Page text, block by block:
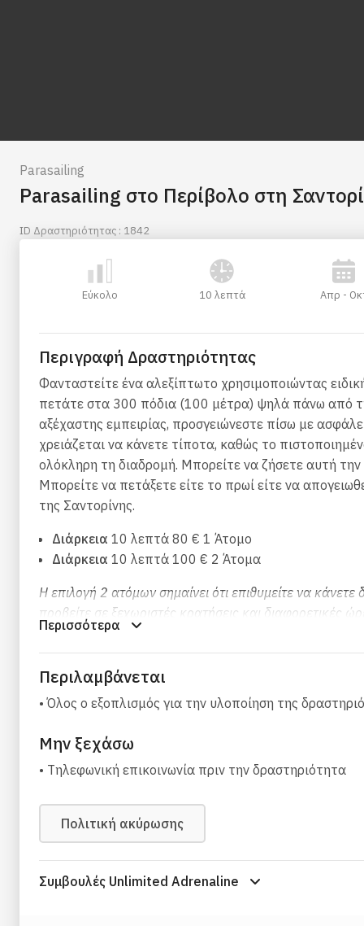
Parasailing
Parasailing στo Περίβολο στη
ID Δραστηριότητας : 1842
Εύκολο 10 λεπτά Απρ -
Περιγραφή Δραστηριότητας
Φανταστείτε ένα αλεξίπτωτο χρησιμοποιώντας
πετάτε στα 300 πόδια (100 μέτρα) ψηλά πάνω από
αξέχαστης εμπειρίας, προσγειώνεστε πίσω με
χρειάζεται να κάνετε τίποτα, καθώς το
ολόκληρη τη διαδρομή. Μπορείτε να ζήσετε αυτή
Μπορείτε να πετάξετε είτε το πρωί είτε να
της Σαντορίνης.
Διάρκεια 10 λεπτά 80 € 1 Άτομο
Διάρκεια 10 λεπτά 100 € 2 Άτομα
Η επιλογή 2 ατόμων σημαίνει ότι επιθυμείτε να
προβείτε σε ξεχωριστές κρατήσεις και διαφορετικές
*Το μέγιστο συνολικό βάρος επιβατών: 180 κιλά
*Σε περίπτωση που δεν είναι ασφαλές να
μπορεί να οφείλεται σε δυσμενείς καιρικές
προκαταβολή θα επιστραφεί πλήρως.
Περισσότερα
Περιλαμβάνεται
• Όλος ο εξοπλισμός για την υλοποίηση της
Μην ξεχάσω
• Tηλεφωνική επικοινωνία πριν την δραστηριότητα
Πολιτική ακύρωσης
Συμβουλές Unlimited Adrenaline